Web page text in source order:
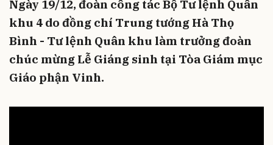
Ngày 19/12, đoàn công tác Bộ Tư lệnh Quân
khu 4 do đồng chí Trung tướng Hà Thọ
Bình - Tư lệnh Quân khu làm trưởng đoàn
chúc mừng Lễ Giáng sinh tại Tòa Giám mục
Giáo phận Vinh.